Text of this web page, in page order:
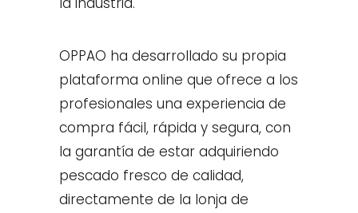
OPPAO ha desarrollado su propia
plataforma online que ofrece a los
profesionales una experiencia de
compra fácil, rápida y segura, con
la garantía de estar adquiriendo
pescado fresco de calidad,
directamente de la lonja de